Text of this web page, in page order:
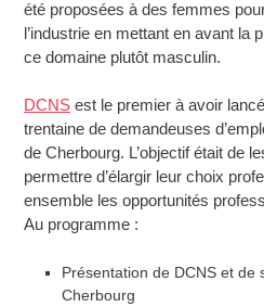
été proposées à des femmes
l’industrie en mettant en avant la
ce domaine plutôt masculin.
DCNS est le premier à avoir
trentaine de demandeuses
de Cherbourg. L’objectif était de
permettre d’élargir leur choix
ensemble les opportunités
Au programme :
Présentation de DCNS et de
Cherbourg